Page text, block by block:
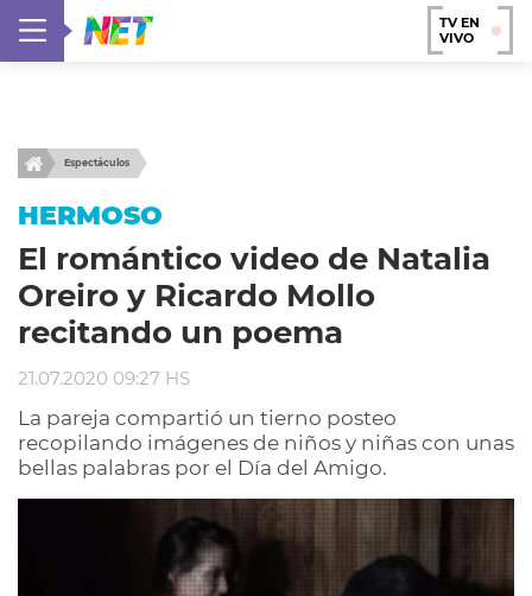
TV EN
VIVO
Espectáculos
HERMOSO
El romántico video de Natalia
Oreiro y Ricardo Mollo
recitando un poema
21.07.2020 09:27 HS
La pareja compartió un tierno posteo
recopilando imágenes de niños y niñas con unas
bellas palabras por el Día del Amigo.